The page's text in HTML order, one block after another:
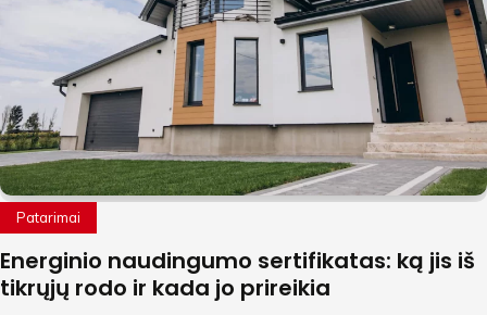
Patarimai
Energinio naudingumo sertifikatas: ką jis iš
tikrųjų rodo ir kada jo prireikia